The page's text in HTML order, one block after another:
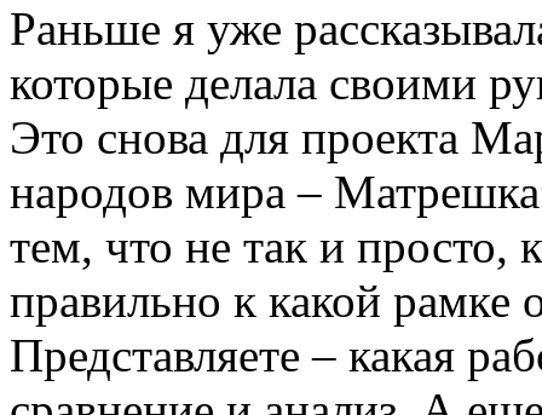
Раньше я уже
которые делала своими
Это снова для проекта
народов мира –
тем, что не так и просто,
правильно к какой рамке
Представляете – какая